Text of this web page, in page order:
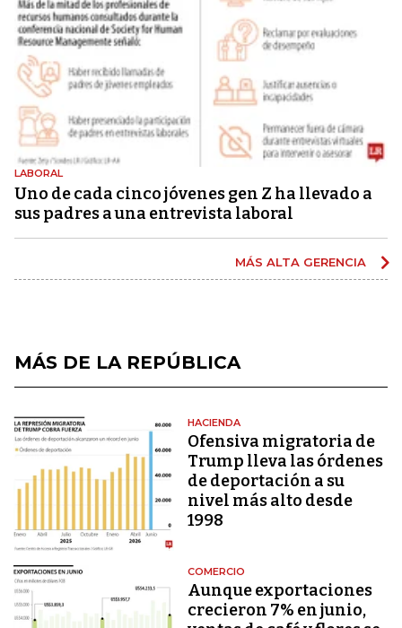
LABORAL
Uno de cada cinco jóvenes gen Z ha llevado a
sus padres a una entrevista laboral
MÁS ALTA GERENCIA
MÁS DE LA REPÚBLICA
HACIENDA
Ofensiva migratoria de
Trump lleva las órdenes
de deportación a su
nivel más alto desde
1998
COMERCIO
Aunque exportaciones
crecieron 7% en junio,